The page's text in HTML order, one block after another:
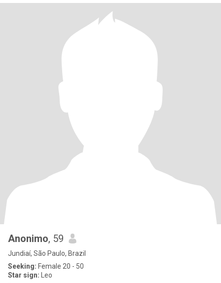
Anonimo, 59
Jundiaí, São Paulo, Brazil
Seeking: Female 20 - 50
Star sign: Leo